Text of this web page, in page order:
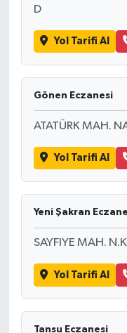
D
Yol Tarifi Al
Gönen Eczanesi
ATATÜRK MAH.
Yol Tarifi Al
Yeni Şakran
SAYFIYE MAH.
Yol Tarifi Al
Tansu Eczanesi